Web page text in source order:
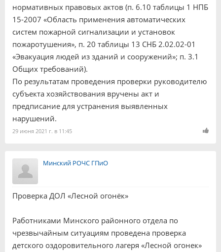
нормативных правовых актов (п. 6.10 таблицы 1 НПБ
15-2007 «Область применения автоматических
систем пожарной сигнализации и установок
пожаротушения», п. 20 таблицы 13 СНБ 2.02.02-01
«Эвакуация людей из зданий и сооружений»; п. 3.1
Общих требований).
По результатам проведения проверки руководителю
субъекта хозяйствования вручены акт и
предписание для устранения выявленных
нарушений.
29 июня 2021 г. в 11:45
Минский РОЧС ГПиО
Проверка ДОЛ «Лесной огонёк»
Работниками Минского районного отдела по
чрезвычайным ситуациям проведена проверка
детского оздоровительного лагеря «Лесной огонек»